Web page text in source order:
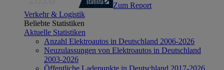
Zum Report
Verkehr & Logistik
Beliebte Statistiken
Aktuelle Statistiken
Anzahl Elektroautos in Deutschland 2006-2026
Neuzulassungen von Elektroautos in Deutschland
2003-2026
Öffentliche Ladepunkte in Deutschland 2017-2026